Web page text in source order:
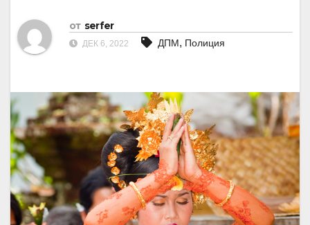
от serfer
ДЕК 6, 2022 ДПМ, Полиция